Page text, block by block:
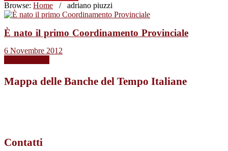
Browse: Home / adriano piuzzi
È nato il primo Coordinamento Provinciale
6 Novembre 2012
Mappa delle Banche del Tempo Italiane
Contatti